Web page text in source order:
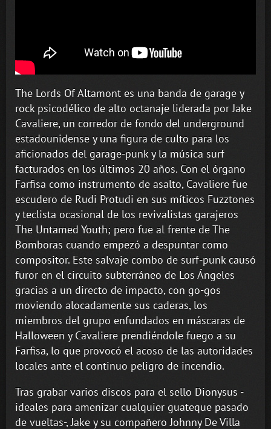
The Lords Of Altamont es una banda de garage y
rock psicodélico de alto octanaje liderada por Jake
Cavaliere, un corredor de fondo del underground
estadounidense y una figura de culto para los
aficionados del garage-punk y la música surf
facturados en los últimos 20 años. Con el órgano
Farfisa como instrumento de asalto, Cavaliere fue
escudero de Rudi Protudi en sus míticos Fuzztones
y teclista ocasional de los revivalistas garajeros
The Untamed Youth; pero fue al frente de The
Bomboras cuando empezó a despuntar como
compositor. Este salvaje combo de surf-punk causó
furor en el circuito subterráneo de Los Ángeles
gracias a un directo de impacto, con go-gos
moviendo alocadamente sus caderas, los
miembros del grupo enfundados en máscaras de
Halloween y Cavaliere prendiéndole fuego a su
Farfisa, lo que provocó el acoso de las autoridades
locales ante el continuo peligro de incendio.
Tras grabar varios discos para el sello Dionysus -
ideales para amenizar cualquier guateque pasado
de vueltas-, Jake y su compañero Johnny De Villa